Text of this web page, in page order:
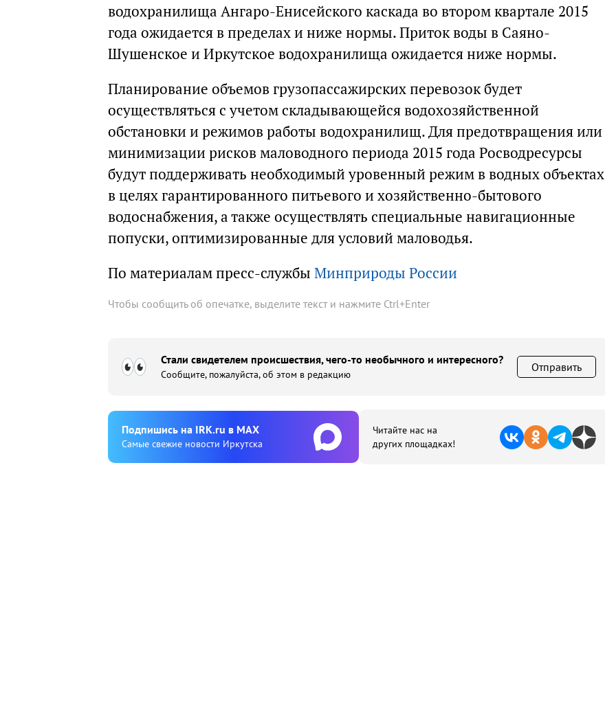
водохранилища Ангаро-Енисейского каскада во втором квартале 2015
года ожидается в пределах и ниже нормы. Приток воды в Саяно-
Шушенское и Иркутское водохранилища ожидается ниже нормы.
Планирование объемов грузопассажирских перевозок будет
осуществляться с учетом складывающейся водохозяйственной
обстановки и режимов работы водохранилищ. Для предотвращения или
минимизации рисков маловодного периода 2015 года Росводресурсы
будут поддерживать необходимый уровенный режим в водных объектах
в целях гарантированного питьевого и хозяйственно-бытового
водоснабжения, а также осуществлять специальные навигационные
попуски, оптимизированные для условий маловодья.
По материалам пресс-службы Минприроды России
Чтобы сообщить об опечатке, выделите текст и нажмите Ctrl+Enter
Стали свидетелем происшествия, чего-то необычного и интересного?
Сообщите, пожалуйста, об этом в редакцию
Отправить
Подпишиcь на IRK.ru в MAX
Cамые свежие новости Иркутска
Читайте нас на
других площадках!